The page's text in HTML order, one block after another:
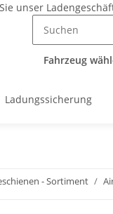
unser
Fahrzeug
Ladungssicherung
- Sortiment